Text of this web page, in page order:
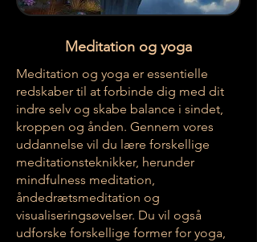
Meditation og yoga
Meditation og yoga er essentielle
redskaber til at forbinde dig med dit
indre selv og skabe balance i sindet,
kroppen og ånden. Gennem vores
uddannelse vil du lære forskellige
meditationsteknikker, herunder
mindfulness meditation,
åndedrætsmeditation og
visualiseringsøvelser. Du vil også
udforske forskellige former for yoga,